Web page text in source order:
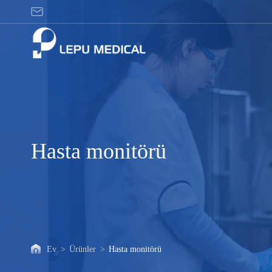
monitörü
Hasta monitörü
Ev > Ürünler > Hasta monitörü